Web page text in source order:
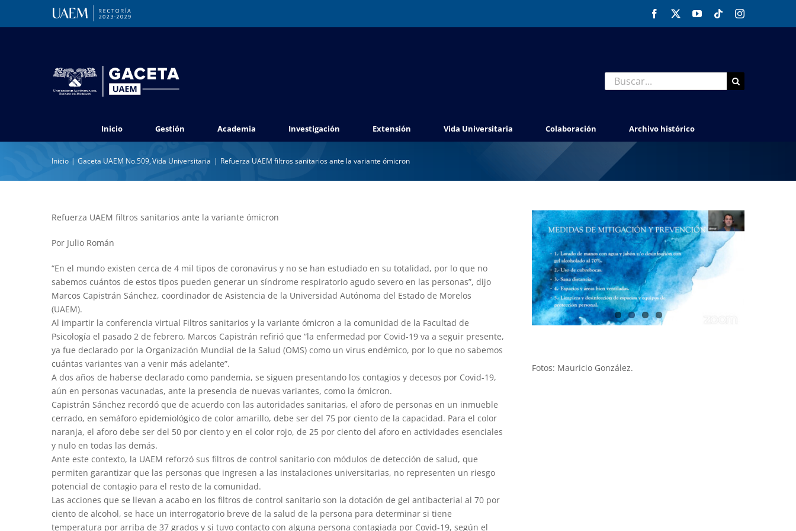
Facebook YouTubeTiktokInstagram
Buscar:
Inicio Gestión Academia Investigación Extensión Vida Universitaria Colaboración Archivo histórico
Inicio Gaceta UAEM No.509 Vida Universitaria Refuerza UAEM filtros sanitarios ante la variante ómicron
Refuerza UAEM filtros sanitarios ante la variante ómicron
Por Julio Román
“En el mundo existen cerca de 4 mil tipos de coronavirus y no se han estudiado en su totalidad, por lo que no
sabemos cuántos de estos tipos pueden generar un síndrome respiratorio agudo severo en las personas”, dijo
Marcos Capistrán Sánchez, coordinador de Asistencia de la Universidad Autónoma del Estado de Morelos
(UAEM).
Al impartir la conferencia virtual Filtros sanitarios y la variante ómicron a la comunidad de la Facultad de
Psicología el pasado 2 de febrero, Marcos Capistrán refirió que “la enfermedad por Covid-19 va a seguir presente,
ya fue declarado por la Organización Mundial de la Salud (OMS) como un virus endémico, por lo que no sabemos
cuántas variantes van a venir más adelante”.
A dos años de haberse declarado como pandemia, se siguen presentando los contagios y decesos por Covid-19,
aún en personas vacunadas, ante la presencia de nuevas variantes, como la ómicron.
Capistrán Sánchez recordó que de acuerdo con las autoridades sanitarias, el aforo de personas en un inmueble
cerrado, en semáforo epidemiológico de color amarillo, debe ser del 75 por ciento de la capacidad. Para el color
naranja, el aforo debe ser del 50 por ciento y en el color rojo, de 25 por ciento del aforo en actividades esenciales
y nulo en todas las demás.
Ante este contexto, la UAEM reforzó sus filtros de control sanitario con módulos de detección de salud, que
permiten garantizar que las personas que ingresen a las instalaciones universitarias, no representen un riesgo
potencial de contagio para el resto de la comunidad.
Las acciones que se llevan a acabo en los filtros de control sanitario son la dotación de gel antibacterial al 70 por
ciento de alcohol, se hace un interrogatorio breve de la salud de la persona para determinar si tiene
temperatura por arriba de 37 grados y si tuvo contacto con alguna persona contagiada por Covid-19, según el
Fotos: Mauricio González.